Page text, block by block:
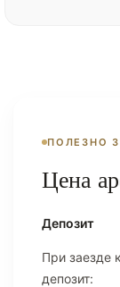
ПОЛЕЗНО
Цена
Депозит
При заезде
депозит: